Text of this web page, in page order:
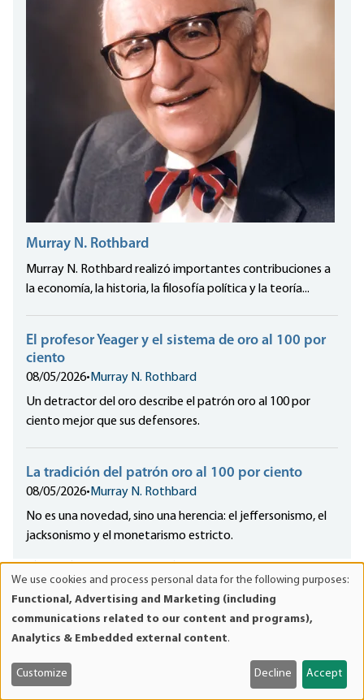
Murray N. Rothbard
Murray N. Rothbard realizó importantes contribuciones a
la economía, la historia, la filosofía política y la teoría...
El profesor Yeager y el sistema de oro al 100 por
ciento
08/05/2026• Murray N. Rothbard
Un detractor del oro describe el patrón oro al 100 por
ciento mejor que sus defensores.
La tradición del patrón oro al 100 por ciento
08/05/2026• Murray N. Rothbard
No es una novedad, sino una herencia: el jeffersonismo, el
jacksonismo y el monetarismo estricto.
Subscribe to our Mailing Lists
Email Subscriptions*
Select the emails you'd like to receive (choose at least one):
Daily
Selections from mises.org—articles, commentary, podcasts, and
and
cookies
We use cookies and process personal data for the following purposes:
Functional, Advertising and Marketing (including
communications related to our content and programs),
Analytics & Embedded external content.
Customize Decline Accept